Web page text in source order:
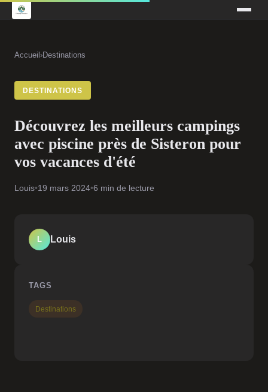
Accueil ›Destinations
DESTINATIONS
Découvrez les meilleurs campings
avec piscine près de Sisteron pour
vos vacances d'été
Louis•19 mars 2024•6 min de lecture
L Louis
TAGS
Destinations